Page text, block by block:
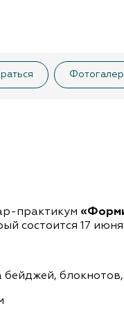
практикум
состоится 17
блокнотов,